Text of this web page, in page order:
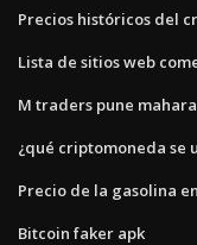
Precios históricos del
Lista de sitios web
M traders pune
¿qué criptomoneda se
Precio de la gasolina
Bitcoin faker apk